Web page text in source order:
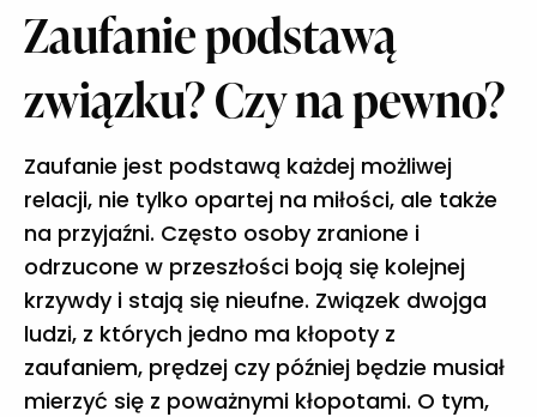
Zaufanie podstawą
związku? Czy na pewno?
Zaufanie jest podstawą każdej możliwej
relacji, nie tylko opartej na miłości, ale także
na przyjaźni. Często osoby zranione i
odrzucone w przeszłości boją się kolejnej
krzywdy i stają się nieufne. Związek dwojga
ludzi, z których jedno ma kłopoty z
zaufaniem, prędzej czy później będzie musiał
mierzyć się z poważnymi kłopotami. O tym,